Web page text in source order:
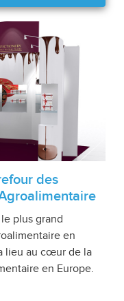
des
plus grand
en
lieu au cœur de la
en Europe.